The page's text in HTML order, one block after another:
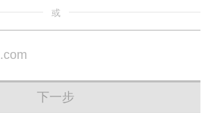
或
下一步